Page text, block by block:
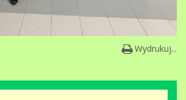
Wydrukuj...